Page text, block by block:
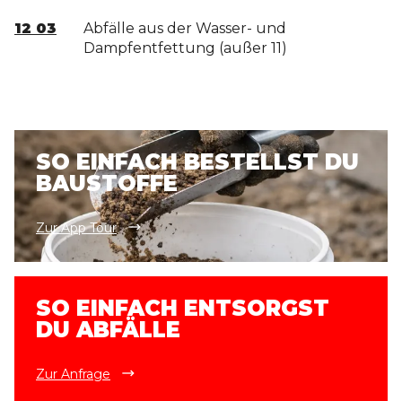
12 03
Abfälle aus der Wasser- und
Dampfentfettung (außer 11)
SO EINFACH BESTELLST DU
BAUSTOFFE
Zur App Tour
SO EINFACH ENTSORGST
DU ABFÄLLE
Zur Anfrage